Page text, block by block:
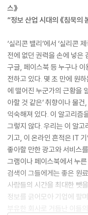
스》
“정보 산업 시대의 《침묵
‘실리콘 밸리’에서 ‘실리콘 제
전에 없던 권력을 손에 넣은
구글, 페이스북 등 누구나
전하고 있다. 몇 초 만에 원
에 떨어진 누군가의 근황을
아할 것 같은’ 취향이나 물
익숙해져 있다. 이 알고리즘
그렇지 않다. 우리는 이 알
기고, 이 온라인 흔적은 IT
좋아할 만한 광고와 서비스
그램이나 페이스북에서 누
검색이 그들에게는 좋은 원
사람들의 시간을 최대한 뺏
정보를 긁어모아 기업에 팔
부유한 회사로 거듭난 이들